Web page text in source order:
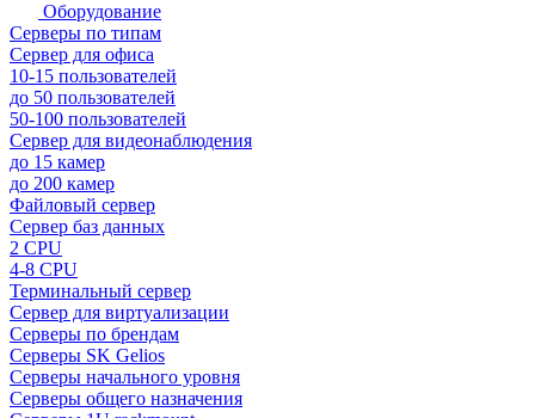
Оборудование
Серверы по типам
Сервер для офиса
10-15 пользователей
до 50 пользователей
50-100 пользователей
Сервер для видеонаблюдения
до 15 камер
до 200 камер
Файловый сервер
Сервер баз данных
2 CPU
4-8 CPU
Терминальный сервер
Сервер для виртуализации
Серверы по брендам
Серверы SK Gelios
Серверы начального уровня
Серверы общего назначения